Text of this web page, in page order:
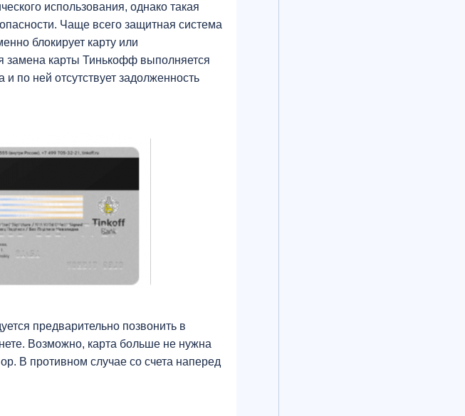
использования, однако такая
Чаще всего защитная система
блокирует карту или
замена карты Тинькофф выполняется
по ней отсутствует задолженность
предварительно позвонить в
Возможно, карта больше не нужна
В противном случае со счета наперед